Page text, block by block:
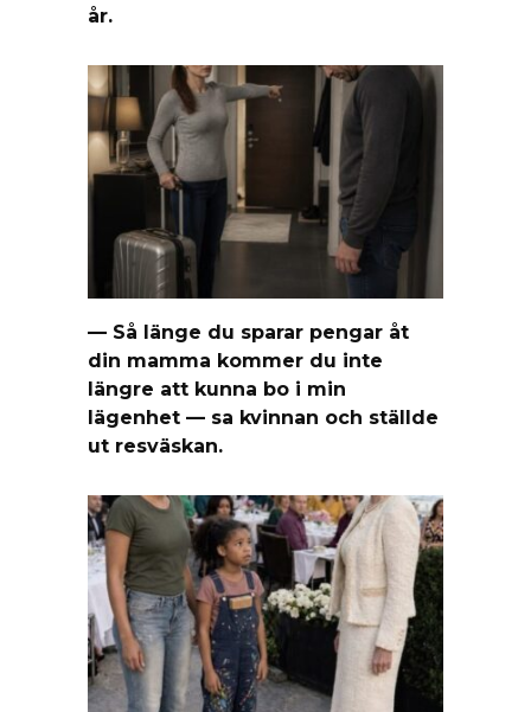
år.
— Så länge du sparar pengar åt
din mamma kommer du inte
längre att kunna bo i min
lägenhet — sa kvinnan och ställde
ut resväskan.